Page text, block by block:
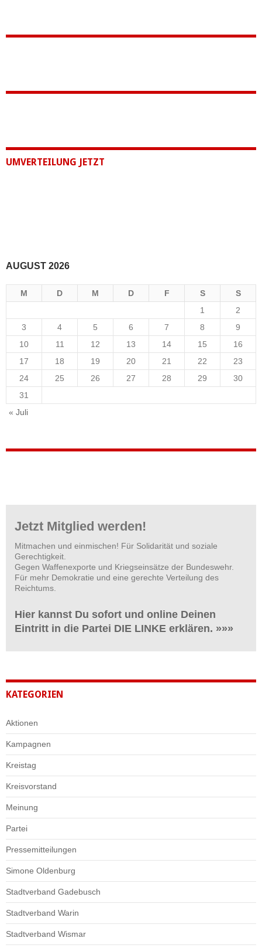
UMVERTEILUNG JETZT
AUGUST 2026
M D M D F S
S
1
2
3
4 5 6 7 8
9
10
11 12 13 14 15
16
17
18 19 20 21 22
23
24
25 26 27 28 29
30
31
« Juli
Jetzt Mitglied werden!
Mitmachen und einmischen! Für Solidarität und soziale
Gerechtigkeit.
Gegen Waffenexporte und Kriegseinsätze der Bundeswehr.
Für mehr Demokratie und eine gerechte Verteilung des
Reichtums.
Hier kannst Du sofort und online Deinen
Eintritt in die Partei DIE LINKE erklären. »»»
KATEGORIEN
Aktionen
Kampagnen
Kreistag
Kreisvorstand
Meinung
Partei
Pressemitteilungen
Simone Oldenburg
Stadtverband Gadebusch
Stadtverband Warin
Stadtverband Wismar